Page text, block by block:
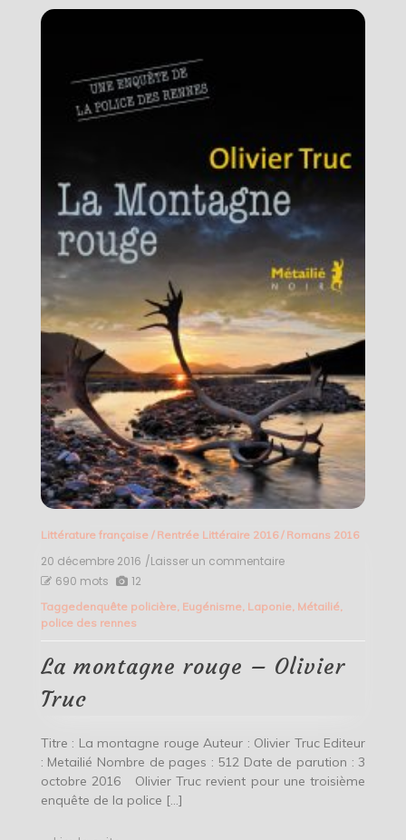
Littérature française/ Rentrée Littéraire 2016/ Romans 2016
20 décembre 2016 /Laisser un commentaireon
rouge
Truc
690 mots 12
Taggedenquête policière, Eugénisme, Laponie, Métailié,
police des rennes
La montagne rouge – Olivier
Truc
Titre : La montagne rouge Auteur : Olivier Truc Editeur
: Metailié Nombre de pages : 512 Date de parution : 3
octobre 2016 Olivier Truc revient pour une troisième
enquête de la police […]